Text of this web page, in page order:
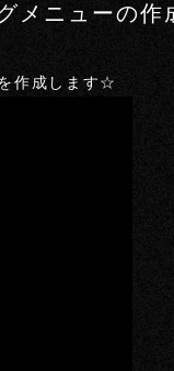
メニューの
作成します☆